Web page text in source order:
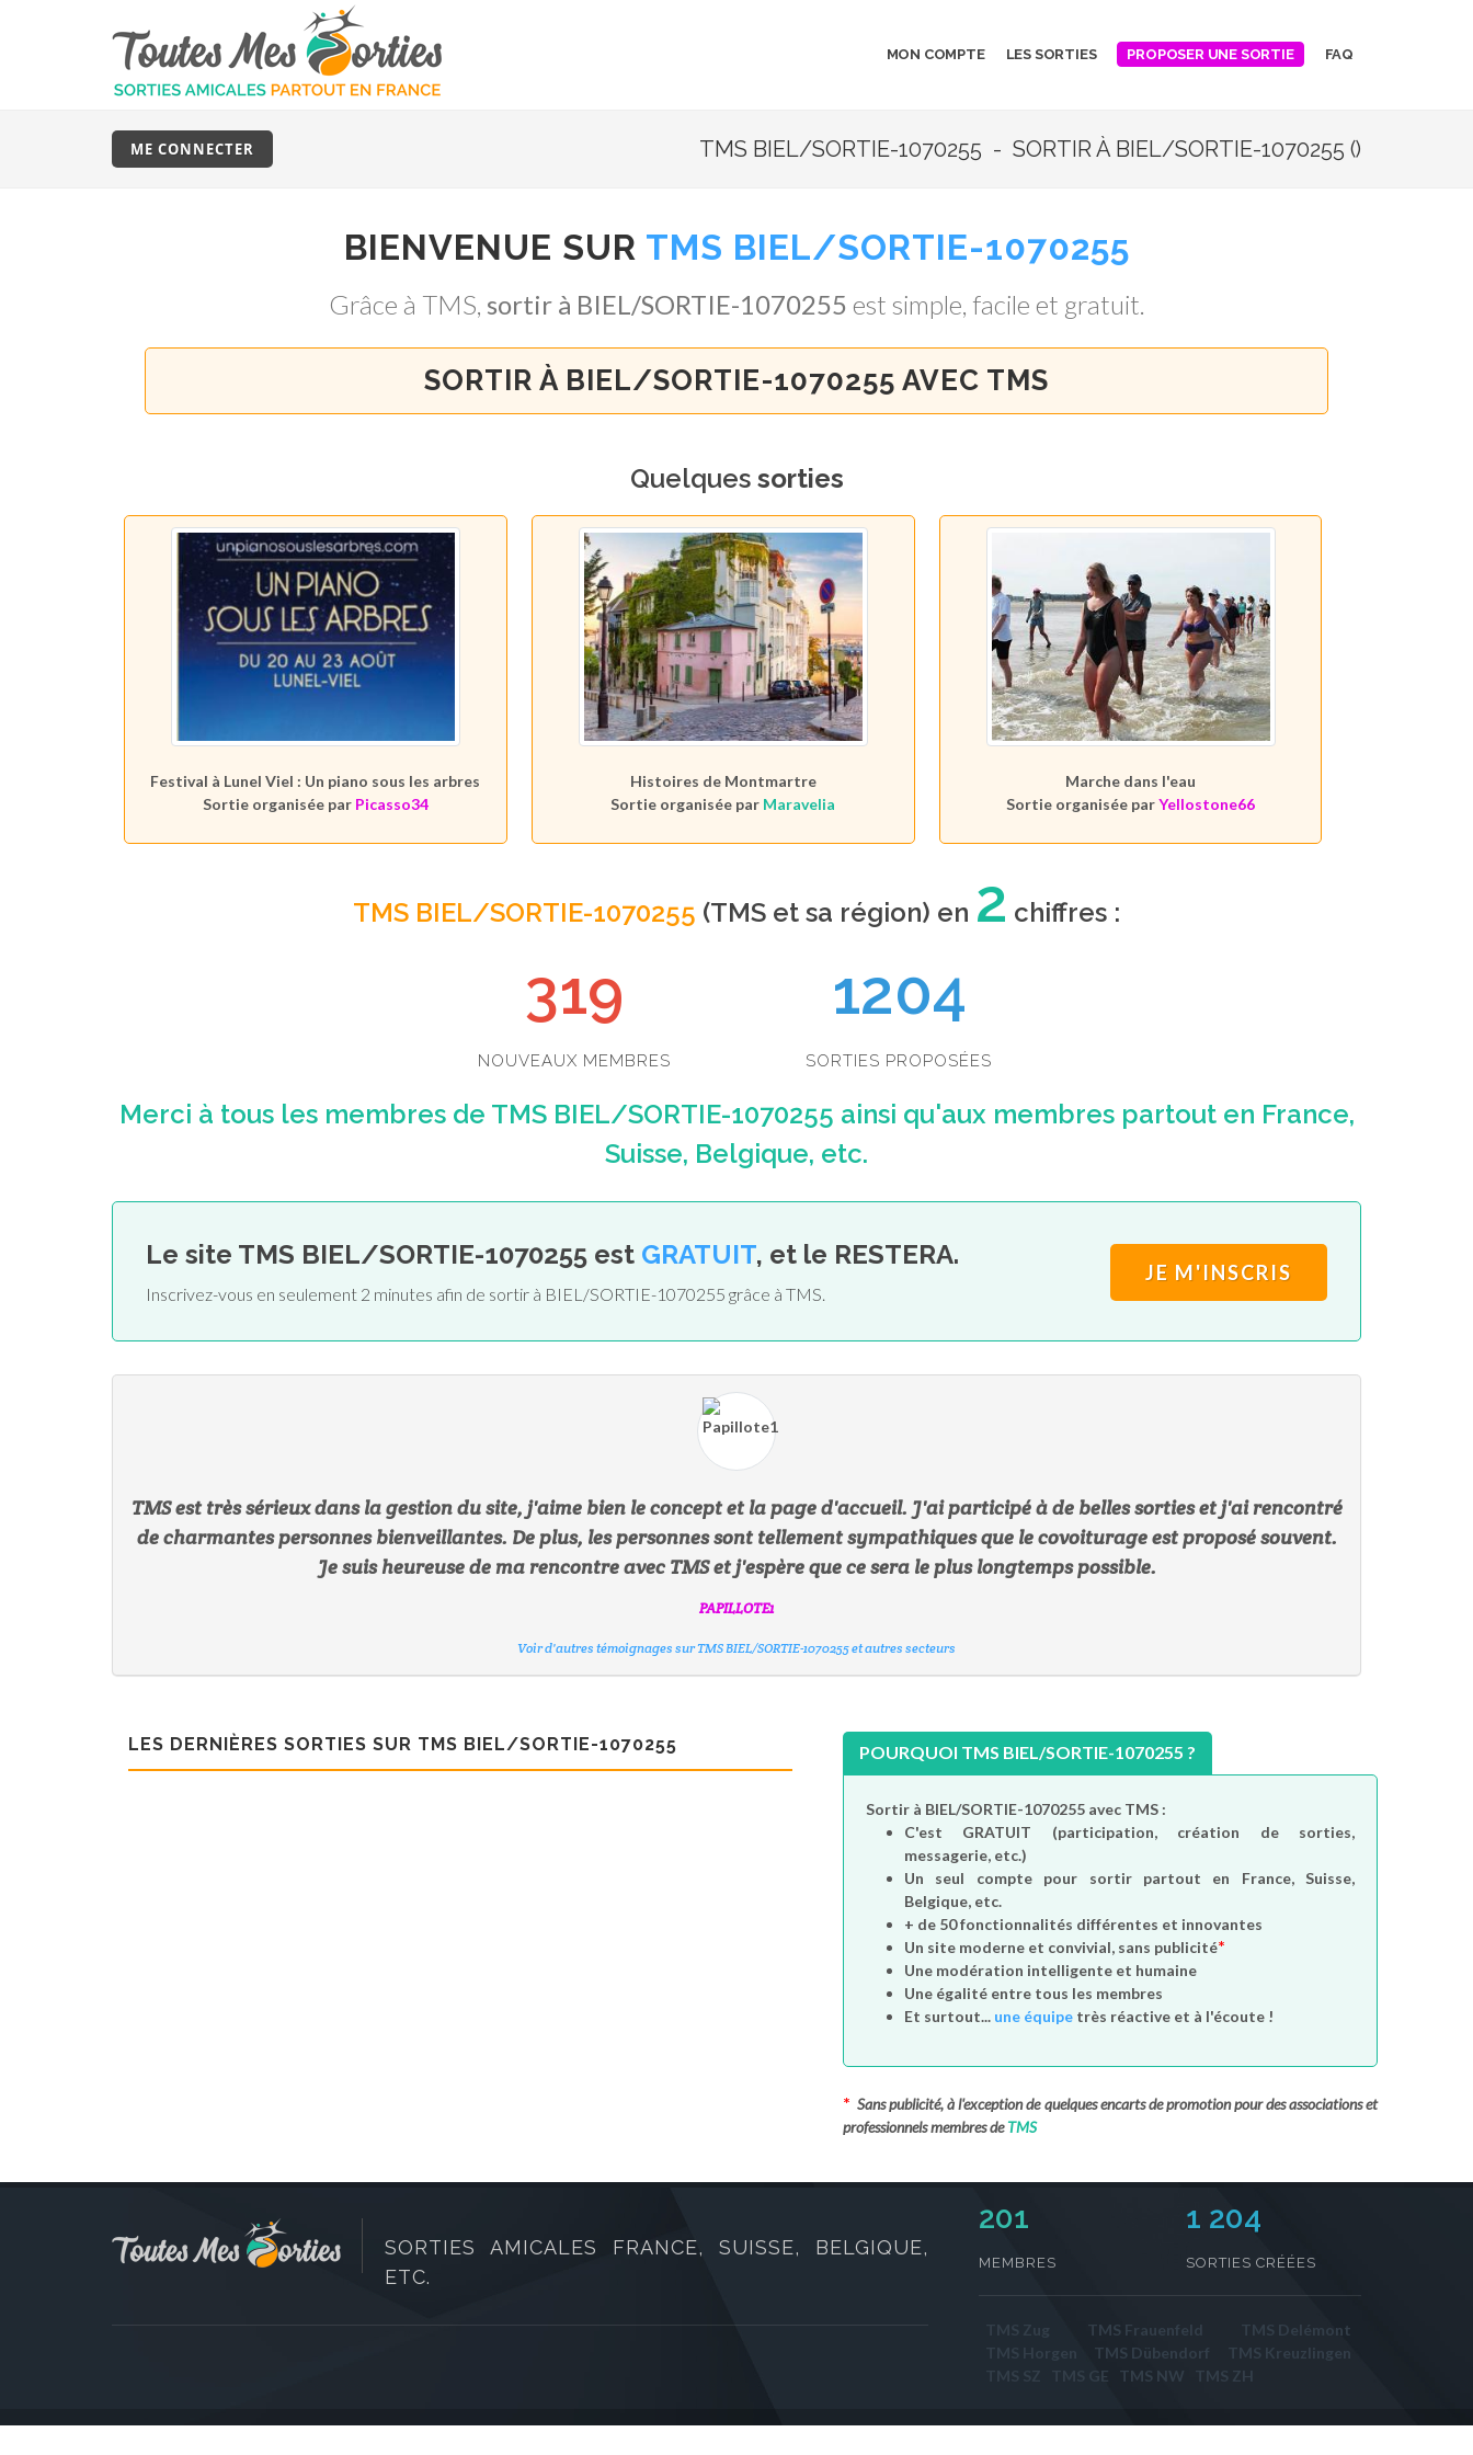
MON COMPTE LES SORTIES PROPOSER UNE SORTIE FAQ
TMS BIEL/SORTIE-1070255 - SORTIR À BIEL/SORTIE-1070255 ()
ME CONNECTER
BIENVENUE SUR TMS BIEL/SORTIE-1070255
Grâce à TMS, sortir à BIEL/SORTIE-1070255 est simple, facile et gratuit.
SORTIR À BIEL/SORTIE-1070255 AVEC TMS
Quelques sorties
Festival à Lunel Viel : Un piano sous les arbres
Sortie organisée par Picasso34
Histoires de Montmartre
Sortie organisée par Maravelia
Marche dans l'eau
Sortie organisée parYellostone66
TMS BIEL/SORTIE-1070255 (TMS et sa région) en 2 chiffres :
349
NOUVEAUX MEMBRES
1204
SORTIES PROPOSÉES
Merci à tous les membres de TMS BIEL/SORTIE-1070255 ainsi qu'aux membres partout en France,
Suisse, Belgique, etc.
Le site TMS BIEL/SORTIE-1070255 est GRATUIT, et le RESTERA.
Inscrivez-vous en seulement 2 minutes afin de sortir à BIEL/SORTIE-1070255 grâce à TMS.
JE M'INSCRIS
TMS est très sérieux dans la gestion du site, j'aime bien le concept et la page d'accueil. J'ai participé à de belles sorties et j'ai rencontré
de charmantes personnes bienveillantes. De plus, les personnes sont tellement sympathiques que le covoiturage est proposé souvent.
Je suis heureuse de ma rencontre avec TMS et j'espère que ce sera le plus longtemps possible.
PAPILLOTE1
Voir d'autres témoignages sur TMS BIEL/SORTIE-1070255 et autres secteurs
EDDY
Voir d'autres témoignages sur TMS BIEL/SORTIE-1070255 et autres secteurs
SYLVISITE
Voir d'autres témoignages sur TMS BIEL/SORTIE-1070255 et autres secteurs
SYLVIE56
Voir d'autres témoignages sur TMS BIEL/SORTIE-1070255 et autres secteurs
MUMUBZH
Voir d'autres témoignages sur TMS BIEL/SORTIE-1070255 et autres secteurs
SIRIUS
Voir d'autres témoignages sur TMS BIEL/SORTIE-1070255 et autres secteurs
KATHE
LES DERNIÈRES SORTIES SUR TMS BIEL/SORTIE-1070255 POURQUOI TMS BIEL/SORTIE-1070255 ?
Sortir à BIEL/SORTIE-1070255 avec TMS :
C'est GRATUIT (participation, création de sorties,
messagerie, etc.)
Un seul comptepour sortir partout en France, Suisse,
Belgique, etc.
+ de 50 fonctionnalités différentes et innovantes
Un site moderne et convivial, sans publicité*
Une modération intelligente et humaine
Une égalité entre tous les membres
Et surtout... une équipe très réactive et à l'écoute !
* Sans publicité, à l'exception de quelques encarts de promotion pour des associations et
professionnels membres deTMS
SORTIES AMICALES FRANCE, SUISSE, BELGIQUE,
ETC.
231
MEMBRES
1 204
SORTIES CRÉÉES
TMS Zug TMS Frauenfeld
TMS Delémont
TMS Horgen
TMS Dübendorf
TMS Kreuzlingen
TMS SZ
TMS GE TMS NW TMS ZH